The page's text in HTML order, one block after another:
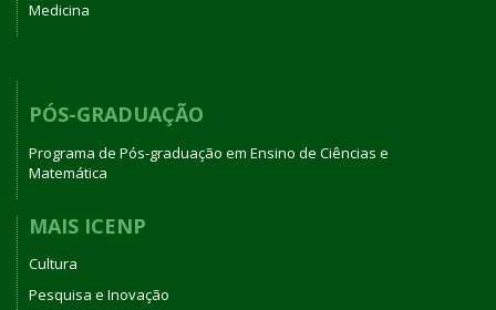
Medicina
PÓS-GRADUAÇÃO
Programa de Pós-graduação em Ensino de Ciências e
Matemática
MAIS ICENP
Cultura
Pesquisa e Inovação